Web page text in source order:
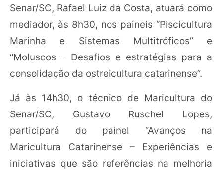
Senar/SC, Rafael Luiz da Costa, atuará como
mediador, às 8h30, nos paineis “Piscicultura
Marinha e Sistemas Multitróficos” e
“Moluscos – Desafios e estratégias para a
consolidação da ostreicultura catarinense”.
Já às 14h30, o técnico de Maricultura do
Senar/SC, Gustavo Ruschel Lopes,
participará do painel “Avanços na
Maricultura Catarinense – Experiências e
iniciativas que são referências na melhoria